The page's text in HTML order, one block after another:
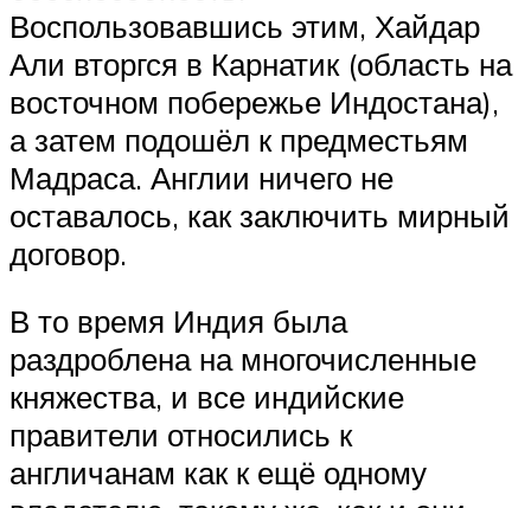
Воспользовавшись этим, Хайдар
Али вторгся в Карнатик (область на
восточном побережье Индостана),
а затем подошёл к предместьям
Мадраса. Англии ничего не
оставалось, как заключить мирный
договор.
В то время Индия была
раздроблена на многочисленные
княжества, и все индийские
правители относились к
англичанам как к ещё одному